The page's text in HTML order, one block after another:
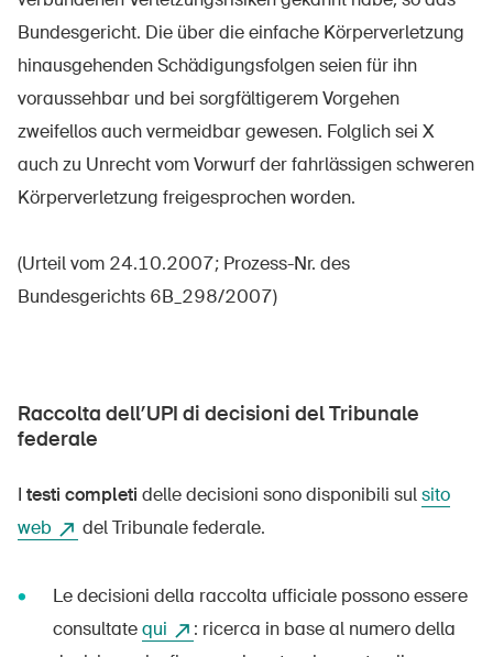
Bundesgericht. Die über die einfache Körperverletzung
hinausgehenden Schädigungsfolgen seien für ihn
voraussehbar und bei sorgfältigerem Vorgehen
zweifellos auch vermeidbar gewesen. Folglich sei X
auch zu Unrecht vom Vorwurf der fahrlässigen schweren
Körperverletzung freigesprochen worden.
(Urteil vom 24.10.2007; Prozess-Nr. des
Bundesgerichts 6B_298/2007)
Raccolta dell’UPI di decisioni del Tribunale
federale
I testi completi delle decisioni sono disponibili sulsito
web
del Tribunale federale.
Le decisioni della raccolta ufficiale possono essere
consultatequi
: ricerca in base al numero della